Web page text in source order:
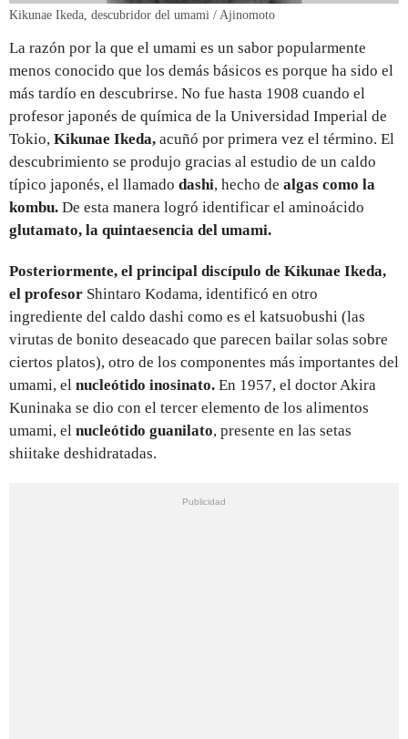
Kikunae Ikeda, descubridor del umami / Ajinomoto
La razón por la que el umami es un sabor popularmente
menos conocido que los demás básicos es porque ha sido el
más tardío en descubrirse. No fue hasta 1908 cuando el
profesor japonés de química de la Universidad Imperial de
Tokio, Kikunae Ikeda, acuñó por primera vez el término. El
descubrimiento se produjo gracias al estudio de un caldo
típico japonés, el llamado dashi, hecho de algas como la
kombu. De esta manera logró identificar el aminoácido
glutamato, la quintaesencia del umami.
Posteriormente, el principal discípulo de Kikunae Ikeda,
el profesor Shintaro Kodama, identificó en otro
ingrediente del caldo dashi como es el katsuobushi (las
virutas de bonito deseacado que parecen bailar solas sobre
ciertos platos), otro de los componentes más importantes del
umami, el nucleótido inosinato. En 1957, el doctor Akira
Kuninaka se dio con el tercer elemento de los alimentos
umami, el nucleótido guanilato, presente en las setas
shiitake deshidratadas.